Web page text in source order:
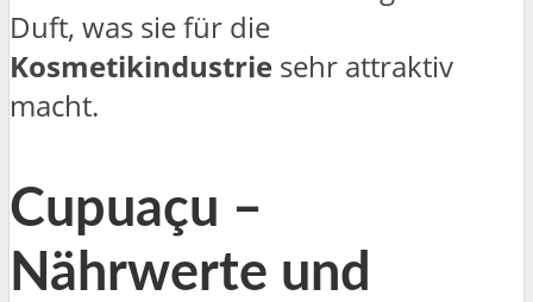
Duft, was sie für die
Kosmetikindustrie sehr attraktiv
macht.
Cupuaçu –
Nährwerte und